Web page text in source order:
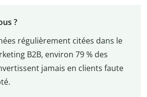
?
régulièrement citées dans le
B2B, environ 79 % des
jamais en clients faute